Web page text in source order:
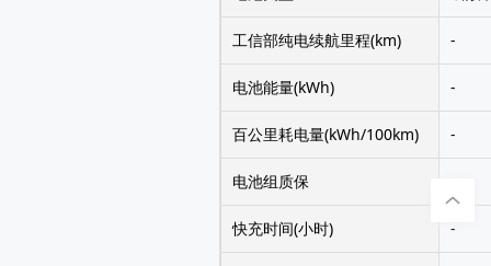
工信部纯电续航里程(km) -
电池能量(kWh) -
百公里耗电量(kWh/100km) -
电池组质保
快充时间(小时) -